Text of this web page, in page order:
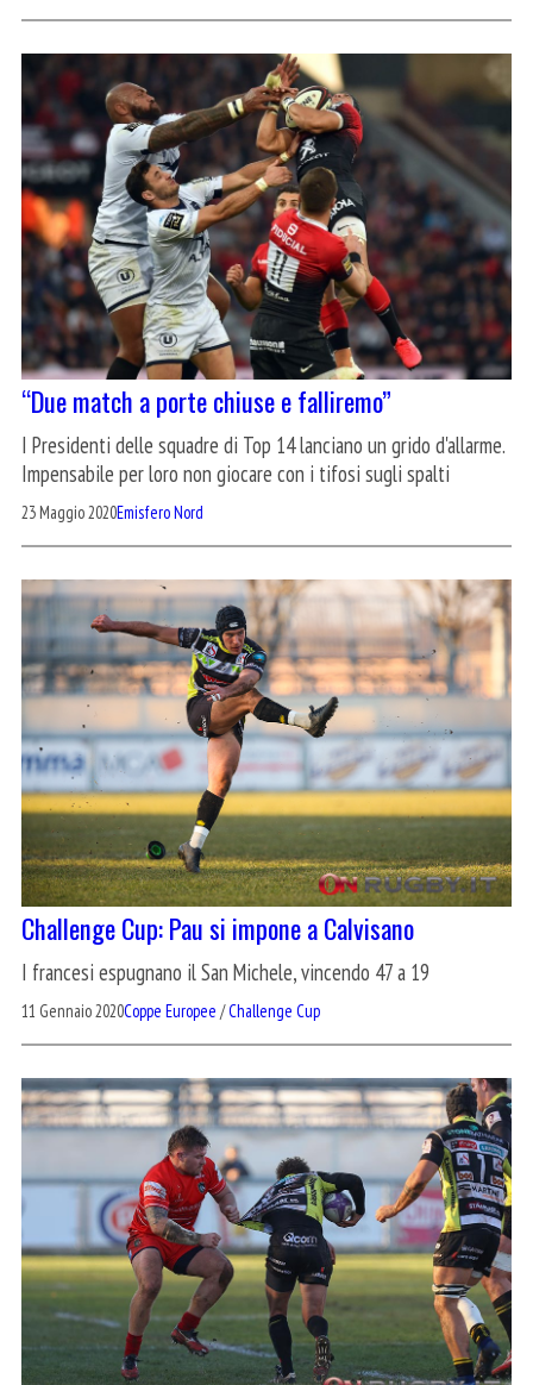
“Due match a porte chiuse e falliremo”
I Presidenti delle squadre di Top 14 lanciano un grido d'allarme.
Impensabile per loro non giocare con i tifosi sugli spalti
23 Maggio 2020Emisfero Nord
Challenge Cup: Pau si impone a Calvisano
I francesi espugnano il San Michele, vincendo 47 a 19
11 Gennaio 2020Coppe Europee /Challenge Cup